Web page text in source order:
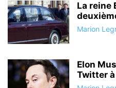
La reine
Marion
Elon
Twitter